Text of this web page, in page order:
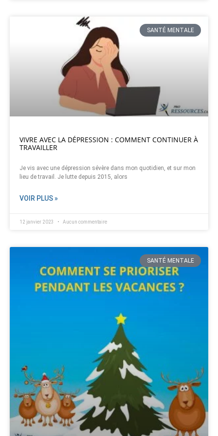
SANTÉ MENTALE
VIVRE AVEC LA DÉPRESSION : COMMENT CONTINUER À
TRAVAILLER
Je vis avec une dépression sévère dans mon quotidien, et sur mon
lieu de travail. Je lutte depuis 2015, alors
VOIR PLUS »
12 janvier 2023 Aucun commentaire
SANTÉ MENTALE